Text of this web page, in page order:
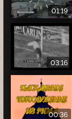
01:19
03:16
00:36